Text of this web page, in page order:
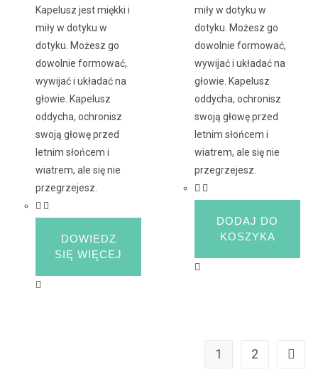
Kapelusz jest miękki i
miły w dotyku w
dotyku. Możesz go
dowolnie formować,
wywijać i układać na
głowie. Kapelusz
oddycha, ochronisz
swoją głowę przed
letnim słońcem i
wiatrem, ale się nie
przegrzejesz.
DOWIEDZ
SIĘ WIĘCEJ
miły w dotyku w
dotyku. Możesz go
dowolnie formować,
wywijać i układać na
głowie. Kapelusz
oddycha, ochronisz
swoją głowę przed
letnim słońcem i
wiatrem, ale się nie
przegrzejesz.
DODAJ DO
KOSZYKA
1 2